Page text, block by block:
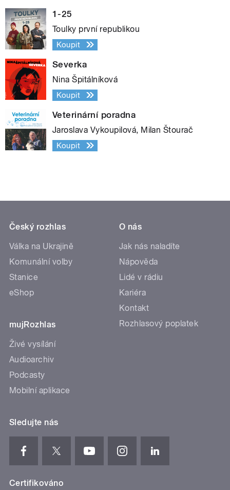
1-25
Toulky první republikou
Koupit
Severka
Nina Špitálníková
Koupit
Veterinární poradna
Jaroslava Vykoupilová, Milan Štourač
Koupit
Český rozhlas
Válka na Ukrajině
Komunální volby
Stanice
eShop
mujRozhlas
Živé vysílání
Audioarchiv
Podcasty
Mobilní aplikace
O nás
Jak nás naladíte
Nápověda
Lidé v rádiu
Kariéra
Kontakt
Rozhlasový poplatek
Sledujte nás
Certifikováno